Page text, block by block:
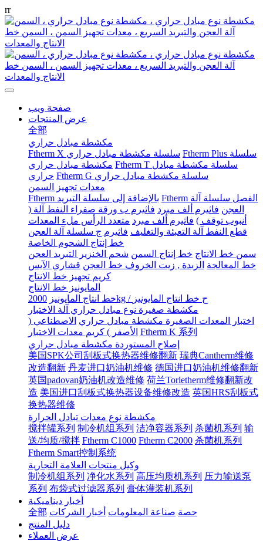
rr
صفحة ويب
عرض المنتجات
全部
مكشطة مبادل حراري
Ftherm X سلسلة مكشطة مبادل حراري Ftherm Plus سلسلة
مكشطة مبادل حراري Ftherm T سلسلة مكشطة مبادل
حراري
Ftherm G سلسلة مكشطة مبادل حراري
معدات تجهيز السمن
Ftherm بالإضافة إلى سلسلة التبريد Ftherm الفصل سلسلة آلة
العجن فاثيرم ألف مبرد فاثيرم ب ورقة صفراء النفط آلة (
أنبوب توقف ) فاثيرم ألف مبرد متعدد الرأس ملء المعدات
قطع النفط آلة التعبئة والتغليف فاثيرم ج سلسلة آلة العجن
خط إنتاج الشحوم الخاصة
سمن خط الانتاج خط إنتاج السمن شحم الخنزير التبريد العجن
خط المعالجة الزبدة , زيت الخروف خط العجن قشاري الآيس
كريم تجهيز خط الانتاج
المايونيز خط الانتاج
خط انتاج المايونيز
2000kg / ح خط انتاج المايونيز
مكشطة صغيرة نوع مبادل حراري آلة الاختبار
اختبار المعدات الصغيرة مكشطة مبادل حراري الاصطناعي (
الأصفر ) كريم معدات الاختبار Ftherm K 系列
إصلاح المستوردة مكشطة مبادل حراري
美国SPK公司刮板式换热器维修翻新 瑞典Cantherm维修
改造翻新 丹麦进口奶油机维修 德国进口奶油机维修翻新
英国padovan奶油机改造维修 荷兰Torletherm维修翻新改
造 美国进口刮板式换热器设备维修改造 英国HRS刮板式
换热器维修
مكشطة نوع معدات تبادل الحرارة
搅拌罐系列 制冷机组系列 洁净容器系列 杀菌机系列 输
送/均质/搅拌 Ftherm C1000 Ftherm C2000 杀菌机系列
Ftherm Smart控制系统
وكيل منتجات العلامة التجارية
制冷机组系列 净化水系列 高压均质机系列 压力输送泵
系列 布袋式过滤器系列 膏体灌装机系列
أخبار ديناميكية
全部
حصة صناعة المعلومات أخبار الشركات
دليل المنتج
عرض العملاء